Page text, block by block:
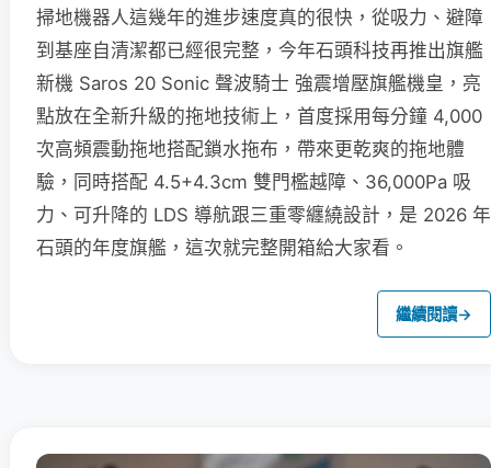
掃地機器人這幾年的進步速度真的很快，從吸力、避障
到基座自清潔都已經很完整，今年石頭科技再推出旗艦
新機 Saros 20 Sonic 聲波騎士 強震增壓旗艦機皇，亮
點放在全新升級的拖地技術上，首度採用每分鐘 4,000
次高頻震動拖地搭配鎖水拖布，帶來更乾爽的拖地體
驗，同時搭配 4.5+4.3cm 雙門檻越障、36,000Pa 吸
力、可升降的 LDS 導航跟三重零纏繞設計，是 2026 年
石頭的年度旗艦，這次就完整開箱給大家看。
繼續閱讀→